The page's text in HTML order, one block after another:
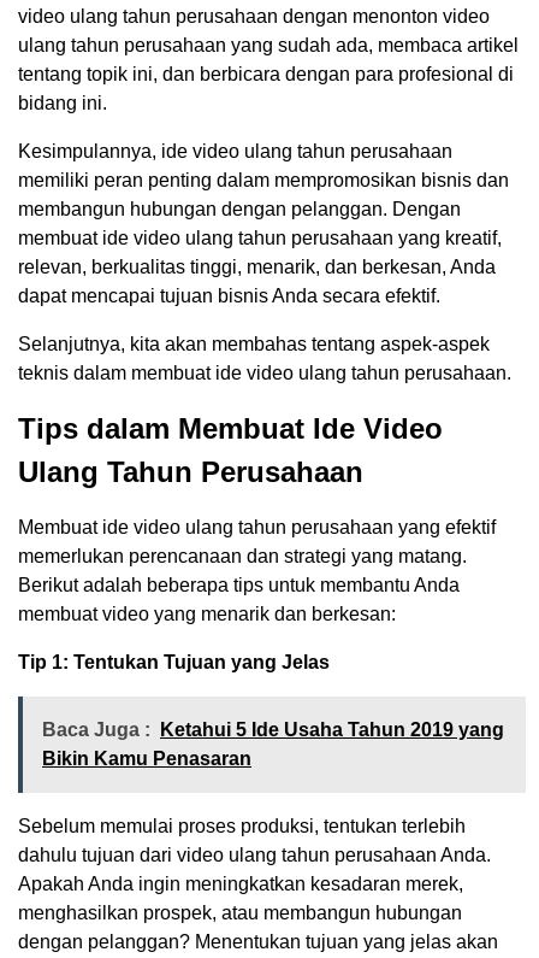
video ulang tahun perusahaan dengan menonton video
ulang tahun perusahaan yang sudah ada, membaca artikel
tentang topik ini, dan berbicara dengan para profesional di
bidang ini.
Kesimpulannya, ide video ulang tahun perusahaan
memiliki peran penting dalam mempromosikan bisnis dan
membangun hubungan dengan pelanggan. Dengan
membuat ide video ulang tahun perusahaan yang kreatif,
relevan, berkualitas tinggi, menarik, dan berkesan, Anda
dapat mencapai tujuan bisnis Anda secara efektif.
Selanjutnya, kita akan membahas tentang aspek-aspek
teknis dalam membuat ide video ulang tahun perusahaan.
Tips dalam Membuat Ide Video
Ulang Tahun Perusahaan
Membuat ide video ulang tahun perusahaan yang efektif
memerlukan perencanaan dan strategi yang matang.
Berikut adalah beberapa tips untuk membantu Anda
membuat video yang menarik dan berkesan:
Tip 1: Tentukan Tujuan yang Jelas
Baca Juga :
Ketahui 5 Ide Usaha Tahun 2019 yang
Bikin Kamu Penasaran
Sebelum memulai proses produksi, tentukan terlebih
dahulu tujuan dari video ulang tahun perusahaan Anda.
Apakah Anda ingin meningkatkan kesadaran merek,
menghasilkan prospek, atau membangun hubungan
dengan pelanggan? Menentukan tujuan yang jelas akan